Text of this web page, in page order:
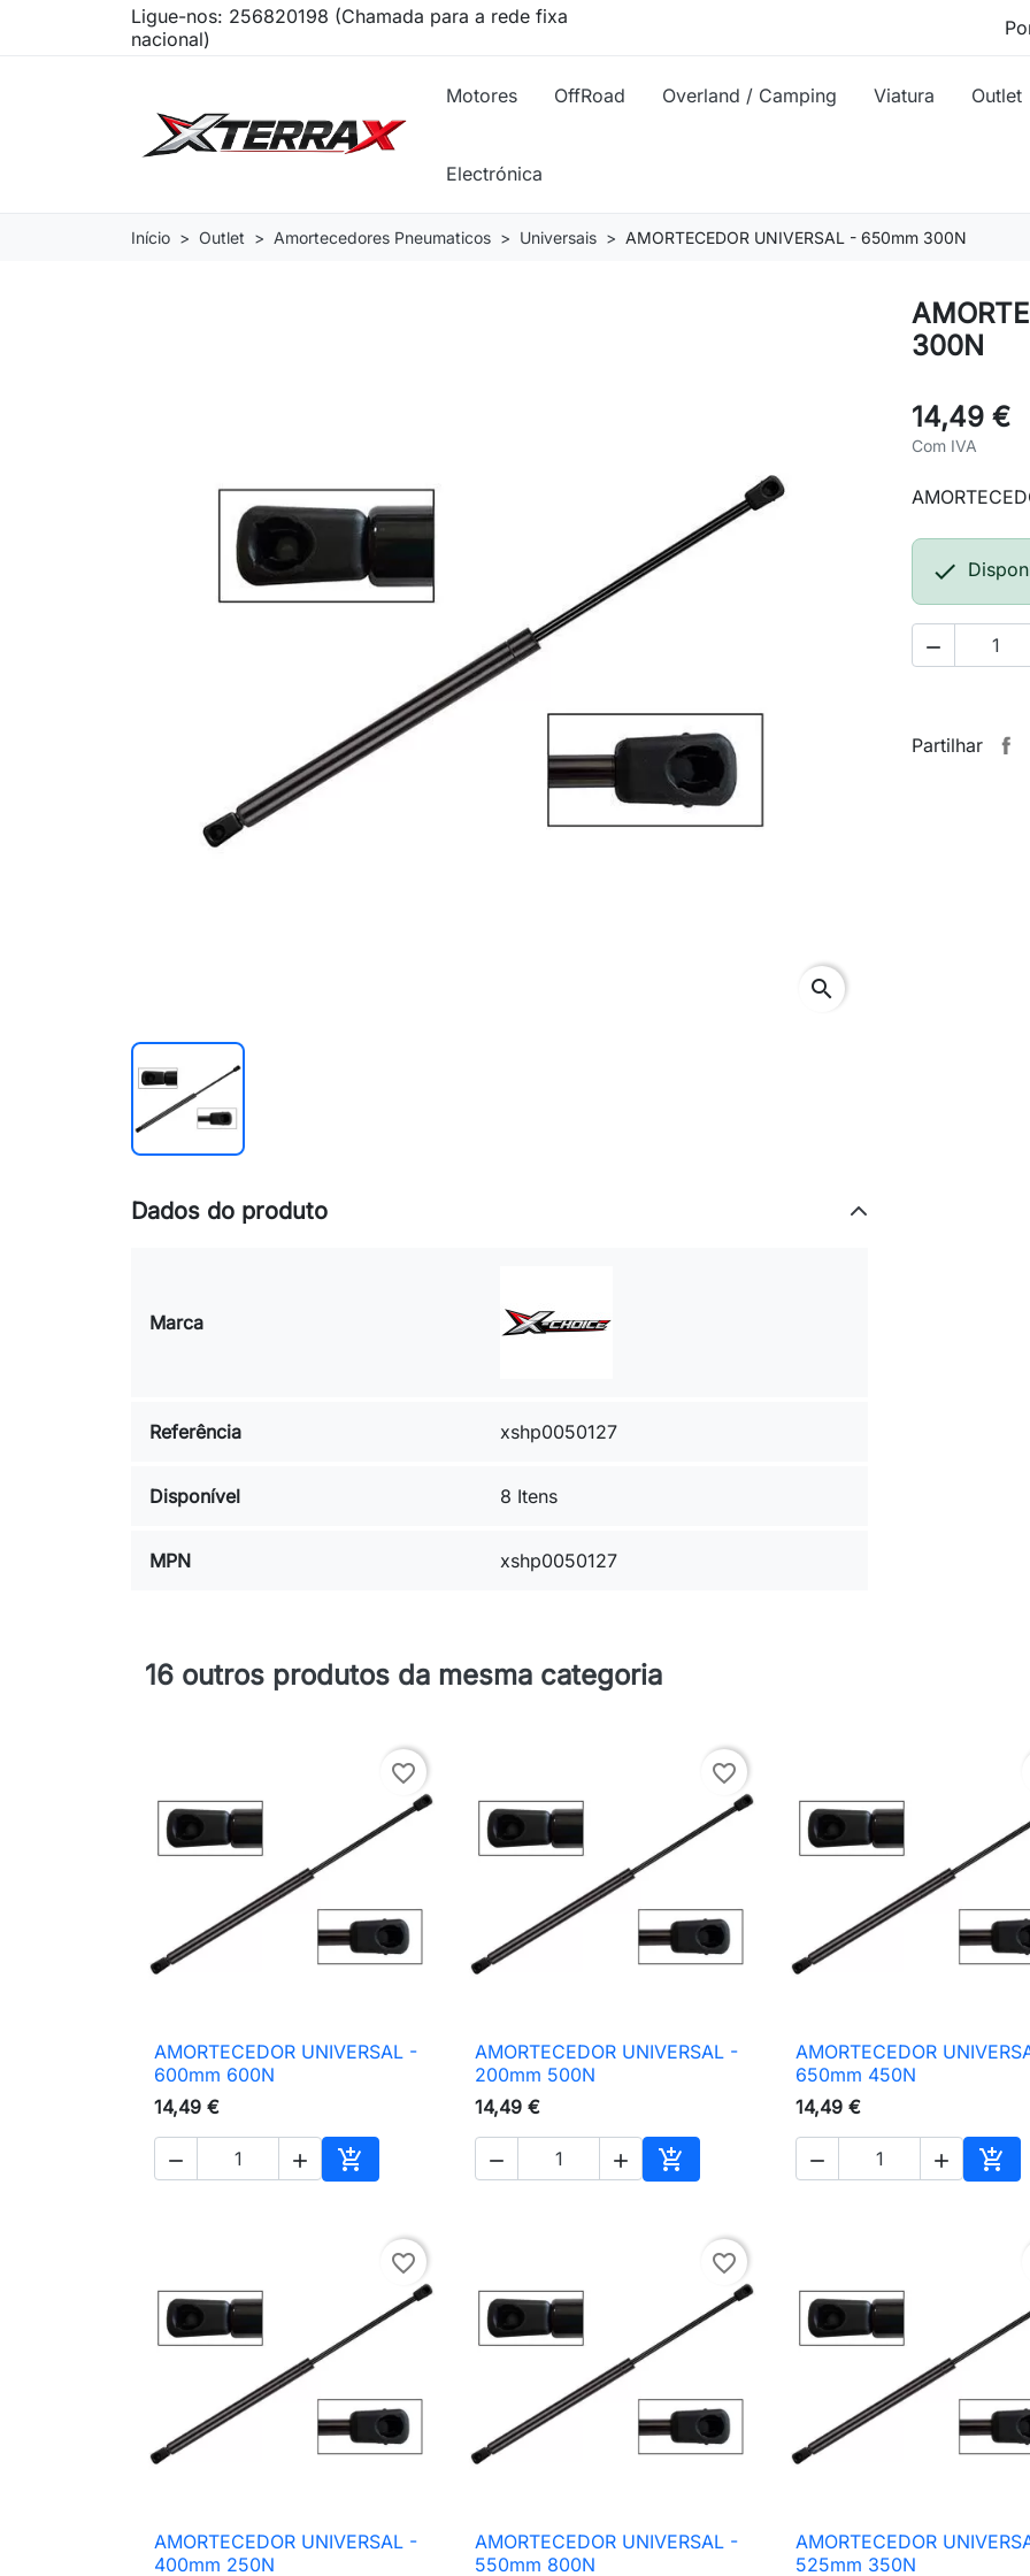
Ligue-nos: 256820198 (Chamada para a rede fixa
nacional)
Motores OffRoad Overland / Camping Viatura Outlet
Electrónica
Início Outlet Amortecedores Pneumaticos Universais AMORTECEDOR UNIVERSAL - 650mm 300N
search
300N
14,49 €
Com IVA


Partilhar
Dados do produto
Marca
Referência xshp0050127
Disponível 8 Itens
MPN xshp0050127
16 outros produtos da mesma categoria
favorite_border
 Vista rápida
AMORTECEDOR UNIVERSAL -
600mm 600N
14,49 €
  
Adicionar ao carrinho
favorite_border
 Vista rápida
AMORTECEDOR UNIVERSAL -
200mm 500N
14,49 €
  
Adicionar ao carrinho
 Vista rápida
AMORTECEDOR
650mm 450N
14,49 €
  
favorite_border
 Vista rápida
AMORTECEDOR UNIVERSAL -
400mm 250N
favorite_border
 Vista rápida
AMORTECEDOR UNIVERSAL -
550mm 800N
 Vista rápida
AMORTECEDOR
525mm 350N